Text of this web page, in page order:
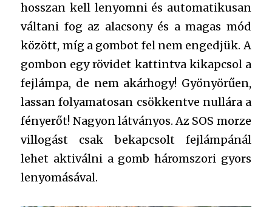
hosszan kell lenyomni és automatikusan
váltani fog az alacsony és a magas mód
között, míg a gombot fel nem engedjük. A
gombon egy rövidet kattintva kikapcsol a
fejlámpa, de nem akárhogy! Gyönyörűen,
lassan folyamatosan csökkentve nullára a
fényerőt! Nagyon látványos. Az SOS morze
villogást csak bekapcsolt fejlámpánál
lehet aktiválni a gomb háromszori gyors
lenyomásával.